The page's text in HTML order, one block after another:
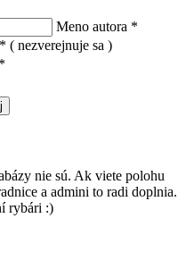
Meno autora *
* ( nezverejnuje sa )
*
nie sú. Ak viete polohu
a admini to radi doplnia.
rybári :)